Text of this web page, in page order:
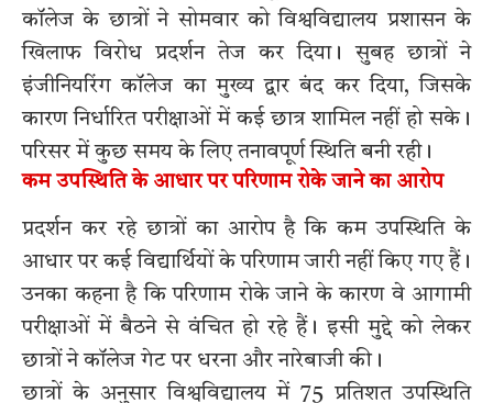
कॉलेज के छात्रों ने सोमवार को विश्वविद्यालय प्रशासन के
खिलाफ विरोध प्रदर्शन तेज कर दिया। सुबह छात्रों ने
इंजीनियरिंग कॉलेज का मुख्य द्वार बंद कर दिया, जिसके
कारण निर्धारित परीक्षाओं में कई छात्र शामिल नहीं हो सके।
परिसर में कुछ समय के लिए तनावपूर्ण स्थिति बनी रही।
कम उपस्थिति के आधार पर परिणाम रोके जाने का आरोप
प्रदर्शन कर रहे छात्रों का आरोप है कि कम उपस्थिति के
आधार पर कई विद्यार्थियों के परिणाम जारी नहीं किए गए हैं।
उनका कहना है कि परिणाम रोके जाने के कारण वे आगामी
परीक्षाओं में बैठने से वंचित हो रहे हैं। इसी मुद्दे को लेकर
छात्रों ने कॉलेज गेट पर धरना और नारेबाजी की।
छात्रों के अनुसार विश्वविद्यालय में 75 प्रतिशत उपस्थिति